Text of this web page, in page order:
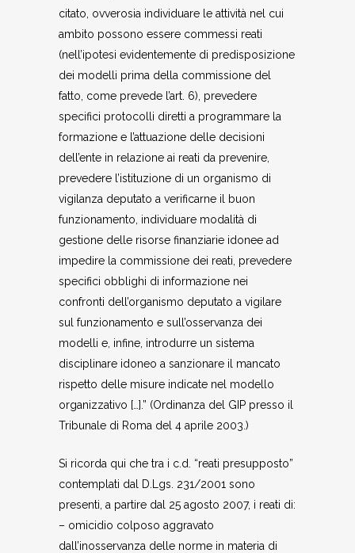
citato, ovverosia individuare le attività nel cui
ambito possono essere commessi reati
(nell’ipotesi evidentemente di predisposizione
dei modelli prima della commissione del
fatto, come prevede l’art. 6), prevedere
specifici protocolli diretti a programmare la
formazione e l’attuazione delle decisioni
dell’ente in relazione ai reati da prevenire,
prevedere l’istituzione di un organismo di
vigilanza deputato a verificarne il buon
funzionamento, individuare modalità di
gestione delle risorse finanziarie idonee ad
impedire la commissione dei reati, prevedere
specifici obblighi di informazione nei
confronti dell’organismo deputato a vigilare
sul funzionamento e sull’osservanza dei
modelli e, infine, introdurre un sistema
disciplinare idoneo a sanzionare il mancato
rispetto delle misure indicate nel modello
organizzativo […].” (Ordinanza del GIP presso il
Tribunale di Roma del 4 aprile 2003.)
Si ricorda qui che tra i c.d. “reati presupposto”
contemplati dal D.Lgs. 231/2001 sono
presenti, a partire dal 25 agosto 2007, i reati di:
– omicidio colposo aggravato
dall’inosservanza delle norme in materia di